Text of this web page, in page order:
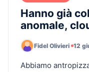
Hanno già
anomale,
di sapere
Fidel Olivieri 12
Abbiamo